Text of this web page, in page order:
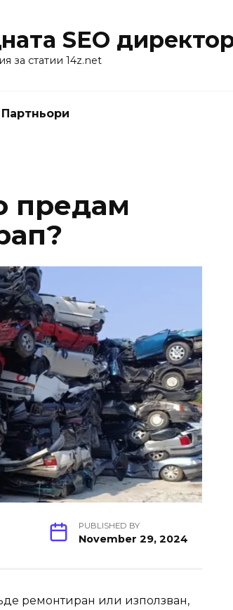
SEO
за статии 14z.net
Партньори
предам
PUBLISHED BY
November 29, 2024
ремонтиран или използван,